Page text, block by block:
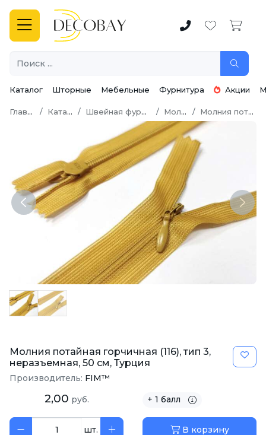
Каталог Шторные Мебельные Фурнитура Акции
Главная Каталог Швейная фурнитура Молнии Молния потайная
Previous Next
Молния потайная горчичная (116), тип 3,
неразъемная, 50 см, Турция
Производитель: FIM™
2,00 руб. + 1 балл
шт. В корзину